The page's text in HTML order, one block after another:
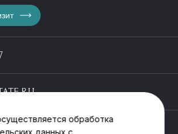
обработка
данных с